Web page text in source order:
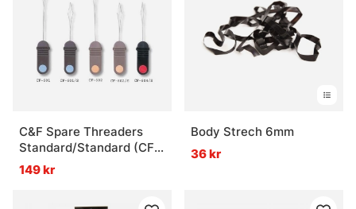
C&F Spare Threaders
Standard/Standard (CF-
601)
149 kr
Body Strech 6mm
36 kr